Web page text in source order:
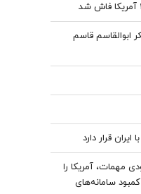
ابوالقاسم قاسم
قرار دارد
مهمات، آمریکا را
سامانه‌های